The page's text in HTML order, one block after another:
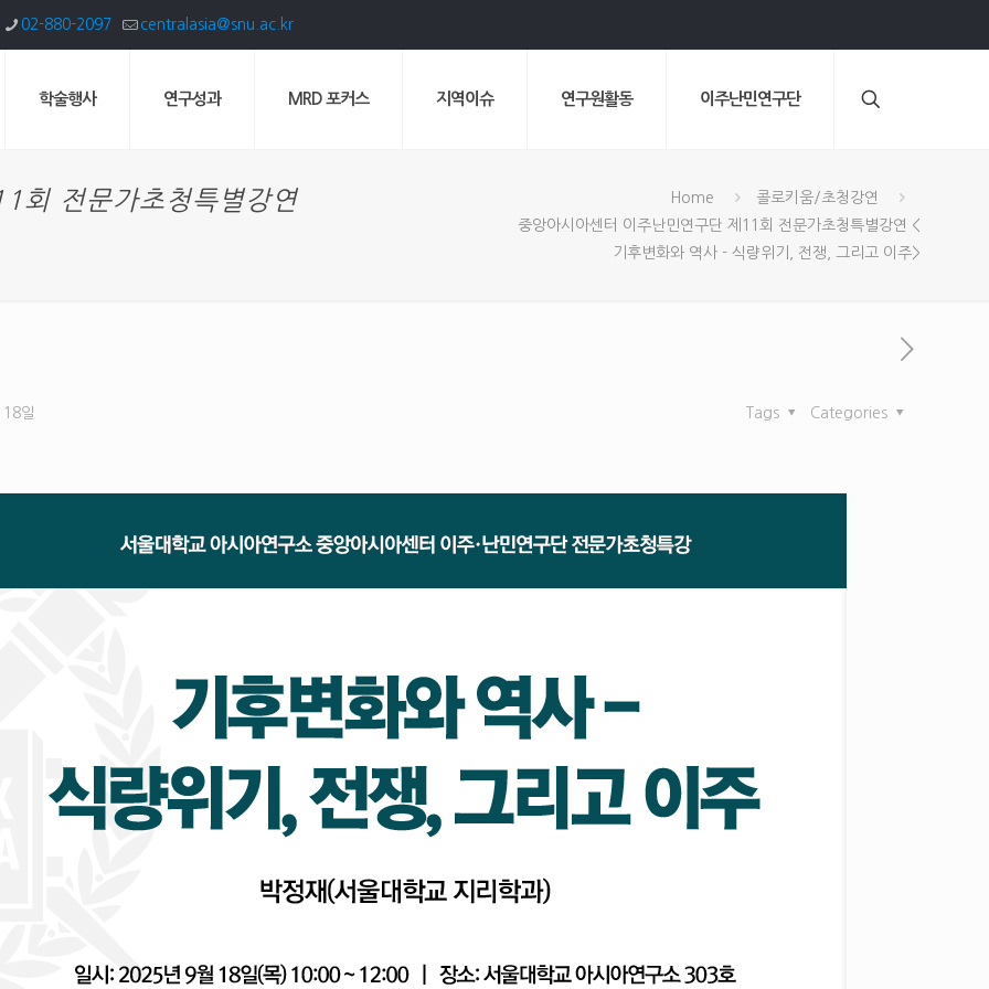
02-880-2097 centralasia@snu.ac.kr
학술행사 연구성과 MRD 포커스 지역이슈 연구원활동 이주난민연구단
회 전문가초청특별강연 Home
콜로키움/초청강연
중앙아시아센터 이주난민연구단 제11회 전문가초청특별강연 <
기후변화와 역사 - 식량위기, 전쟁, 그리고 이주>
일 Categories
Tags